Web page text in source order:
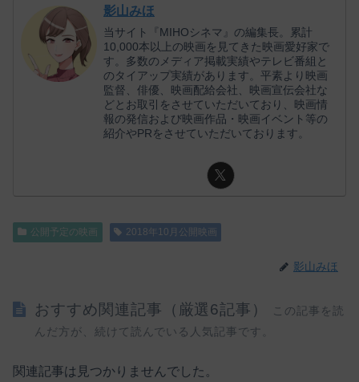
影山みほ
当サイト『MIHOシネマ』の編集長。累計
10,000本以上の映画を見てきた映画愛好家で
す。多数のメディア掲載実績やテレビ番組と
のタイアップ実績があります。平素より映画
監督、俳優、映画配給会社、映画宣伝会社な
どとお取引をさせていただいており、映画情
報の発信および映画作品・映画イベント等の
紹介やPRをさせていただいております。
公開予定の映画 2018年10月公開映画
影山みほ
おすすめ関連記事（厳選6記事）
この記事を読
んだ方が、続けて読んでいる人気記事です。
関連記事は見つかりませんでした。